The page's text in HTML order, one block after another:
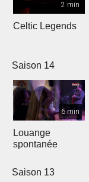
2 min
Celtic Legends
Saison 14
6 min
Louange
spontanée
Saison 13